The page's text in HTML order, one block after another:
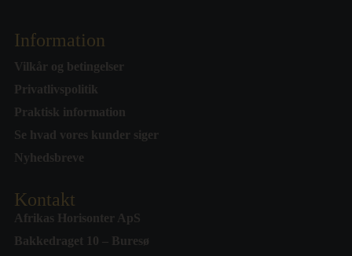
Information
Vilkår og betingelser
Privatlivspolitik
Praktisk information
Se hvad vores kunder siger
Nyhedsbreve
Kontakt
Afrikas Horisonter ApS
Bakkedraget 10 – Buresø